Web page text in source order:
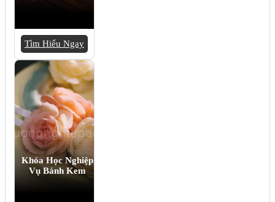
Tìm Hiểu Ngay
Khóa Học Nghiệp
Vụ Bánh Kem